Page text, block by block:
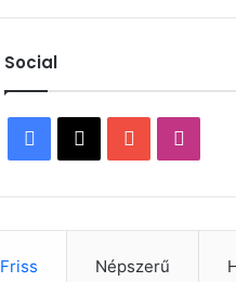
Social
Facebook
X YouTube
Friss Népszerű